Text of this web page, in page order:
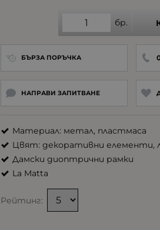
бр.
БЪРЗА ПОРЪЧКА
НАПРАВИ ЗАПИТВАНЕ
Материал: метал, пластмаса
Цвят: декоративни елементи,
Дамски диоптрични рамки
La Matta
Рейтинг: